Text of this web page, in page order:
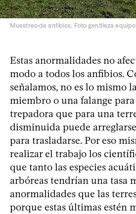
Muestreo de anfibios. Foto gentileza
Estas anormalidades no
modo a todos los anfibios.
señalamos, no es lo mismo
miembro o una falange
trepadora que para una
disminuida puede
para trasladarse. Por eso
realizar el trabajo los
que tanto las especies
arbóreas tendrían una tasa
anormalidades que las
porque estas últimas estén